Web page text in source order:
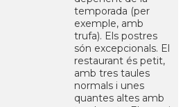
temporada (per
exemple, amb
trufa). Els postres
són excepcionals. El
restaurant és petit,
amb tres taules
normals i unes
quantes altes amb